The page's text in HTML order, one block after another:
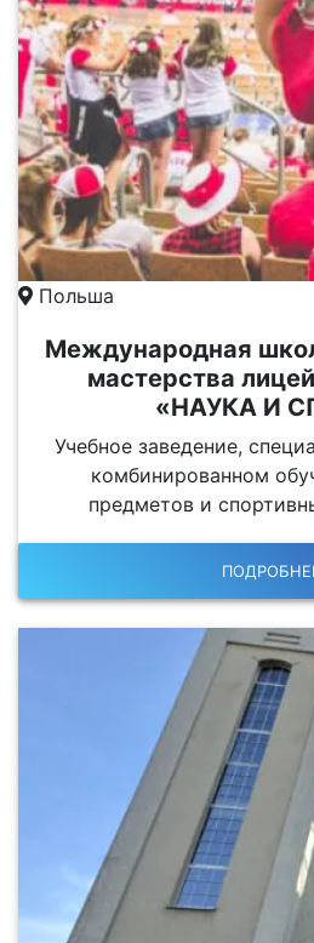
Польша
Международная
мастерства
«НАУКА И
Учебное заведение,
комбинированном
предметов и